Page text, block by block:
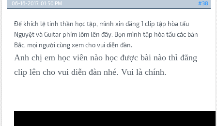
#38
06-16-2017, 01:50 PM
Để khích lệ tinh thần học tập, mình xin đăng 1 clip tập hòa tấu
Nguyệt và Guitar phím lõm lên đây. Bọn mình tập hòa tấu các bản
Bắc, mọi người cùng xem cho vui diễn đàn.
Anh chị em học viên nào học được bài nào thì đăng
clip lên cho vui diễn đàn nhé. Vui là chính.